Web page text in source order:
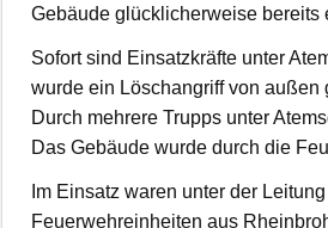
Gebäude glücklicherweise bereits
Sofort sind Einsatzkräfte unter
wurde ein Löschangriff von außen
Durch mehrere Trupps unter
Das Gebäude wurde durch die
Im Einsatz waren unter der
Feuerwehreinheiten aus